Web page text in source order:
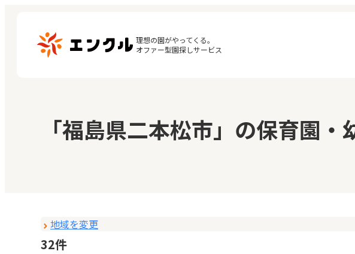
理想の園がやってくる。
オファー型園探しサービス
保育園・幼稚園を探す
地図から探す
閲覧履歴
お気に入り
「福島県二本松市」の保育園
地域を変更
32件